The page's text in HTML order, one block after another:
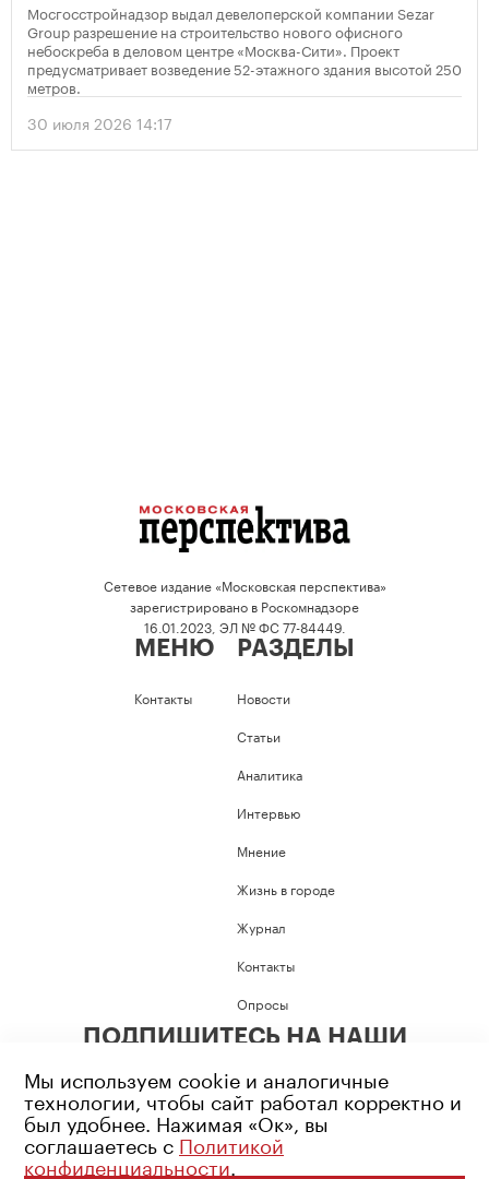
Мосгосстройнадзор выдал девелоперской компании Sezar
Group разрешение на строительство нового офисного
небоскреба в деловом центре «Москва-Сити». Проект
предусматривает возведение 52-этажного здания высотой 250
метров.
30 июля 2026 14:17
Сетевое издание «Московская перспектива»
зарегистрировано в Роскомнадзоре
16.01.2023, ЭЛ № ФС 77-84449.
МЕНЮ
Контакты
РАЗДЕЛЫ
Новости
Статьи
Аналитика
Интервью
Мнение
Жизнь в городе
Журнал
Контакты
Опросы
ПОДПИШИТЕСЬ НА НАШИ
Возрастное ограничение: 16+
Мы используем cookie и аналогичные
технологии, чтобы сайт работал корректно и
был удобнее. Нажимая «Ок», вы
соглашаетесь с Политикой
конфиденциальности.